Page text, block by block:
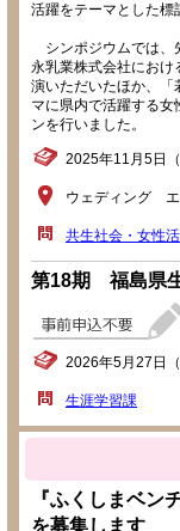
活躍をテーマとした標
シンポジウムでは、
永乳業株式会社におけ
演いただいたほか、「
マに県内で活躍する女
ンを行いました。
2025年11月5日
ウェディング エ
共生社会・女性
第18期 福島県
2026年5月27日
生涯学習課
『ふくしまベン
を募集します